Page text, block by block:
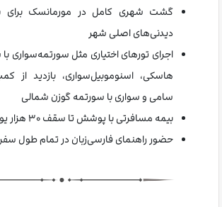
گشت شهری کامل در مورمانسک برای
دیدنی‌های اصلی شهر
اجرای تورهای اختیاری مثل سورتمه‌سواری
هاسکی، اسنوموبیل‌سواری، بازدید از
سامی و سواری با سورتمه گوزن شمالی
بیمه مسافرتی با پوشش تا سقف ۳۰ هزار یورو
حضور راهنمای فارسی‌زبان در تمام طول سفر